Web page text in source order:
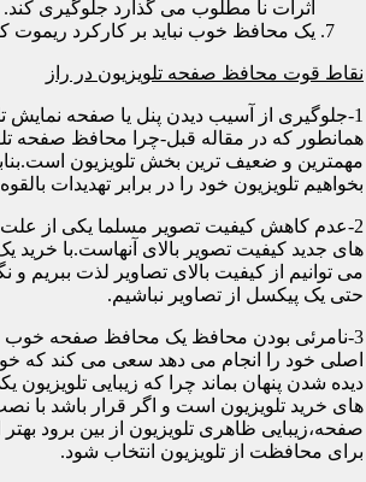
اثرات نا مطلوب می گذارد جلوگیری کند.
یک محافظ خوب نباید بر کارکرد ریموت
نقاط قوت محافظ صفحه تلویزیون در راز
1-جلوگیری از آسیب دیدن پنل یا صفحه نمایش
همانطور که در مقاله قبل-چرا محافظ صفحه
مهمترین و ضعیف ترین بخش تلویزیون
بخواهیم تلویزیون خود را در برابر تهدیدات
2-عدم کاهش کیفیت تصویر مسلما یکی از علت
های جدید کیفیت تصویر بالای آنهاست.با
می توانیم از کیفیت بالای تصاویر لذت ببریم
حتی یک پیکسل از تصاویر نباشیم.
3-نامرئی بودن محافظ یک محافظ صفحه خوب
اصلی خود را انجام می دهد سعی می کند که خود
دیده شدن پنهان بماند چرا که زیبایی
های خرید تلویزیون است و اگر قرار باشد با
صفحه،زیبایی ظاهری تلویزیون از بین برود
برای محافظت از تلویزیون انتخاب شود.